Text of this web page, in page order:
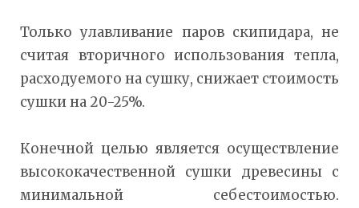
Только улавливание паров скипидара, не
считая вторичного использования тепла,
расходуемого на сушку, снижает стоимость
сушки на 20-25%.
Конечной целью является осуществление
высококачественной сушки древесины с
минимальной себестоимостью.